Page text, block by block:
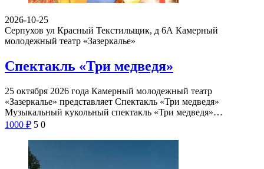
2026-10-25
Серпухов ул Красный Текстильщик, д 6А Камерный
молодежный театр «Зазеркалье»
Спектакль «Три медведя»
25 октября 2026 года Камерный молодежный театр
«Зазеркалье» представляет Спектакль «Три медведя»
Музыкальный кукольный спектакль «Три медведя»…
1000 ₽ 5 0